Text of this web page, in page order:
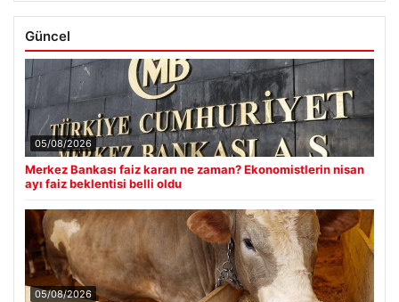
Güncel
05/08/2026
Merkez Bankası faiz kararı ne zaman? Ekonomistlerin nisan
ayı faiz beklentisi belli oldu
05/08/2026